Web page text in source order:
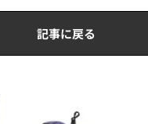
記事に戻る